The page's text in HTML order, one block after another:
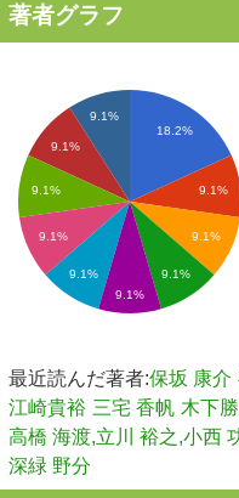
著者グラフ
18.2%
9.1%
9.1%
9.1%
9.1%
9.1%
9.1%
9.1%
9.1%
9.1%
最近読んだ著者:保坂 康介
江崎貴裕 三宅 香帆 木下
高橋 海渡,立川 裕之,小西
深緑 野分